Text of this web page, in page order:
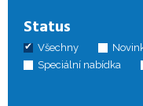
Status
Všechny
Speciální nabídka